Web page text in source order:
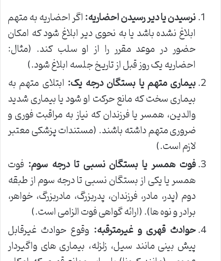
نرسیدن یا دیر رسیدن احضاریه:اگر احضاریه به متهم
ابلاغ نشده باشد یا به نحوی دیر ابلاغ شود که امکان
حضور در موعد مقرر را از او سلب کند. (مثال:
احضاریه یک روز قبل از تاریخ جلسه ابلاغ شود.)
بیماری متهم یا بستگان درجه یک: ابتلای متهم به
بیماری سخت که مانع حرکت او شود یا بیماری شدید
والدین، همسر یا فرزندان که نیاز به مراقبت فوری و
ضروری متهم داشته باشند. (مستندات پزشکی معتبر
لازم است.)
فوت همسر یا بستگان نسبی تا درجه سوم: فوت
همسر یا یکی از بستگان نسبی تا درجه سوم از طبقه
دوم (پدر، مادر، فرزندان، پدربزرگ، مادربزرگ، خواهر،
برادر و نوه ها). (ارائه گواهی فوت الزامی است.)
حوادث قهری و غیرمترقبه: وقوع حوادث غیرقابل
پیش بینی مانند سیل، زلزله، بیماری های واگیردار